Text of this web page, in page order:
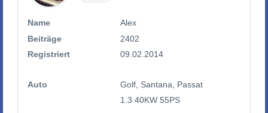
Name
Alex
Beiträge
2402
Registriert
09.02.2014
Auto
Golf, Santana, Passat
1.3 40KW 55PS